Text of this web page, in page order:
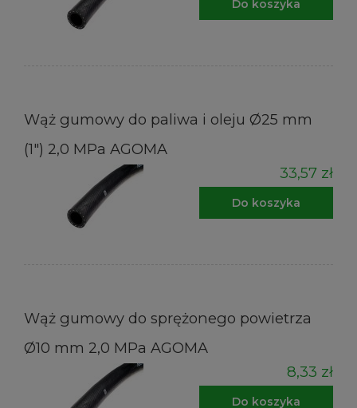
Do koszyka
Wąż gumowy do paliwa i oleju Ø25 mm
(1") 2,0 MPa AGOMA
33,57 zł
Do koszyka
Wąż gumowy do sprężonego powietrza
Ø10 mm 2,0 MPa AGOMA
8,33 zł
Do koszyka